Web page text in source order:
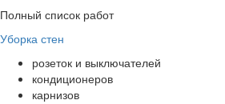
Полный список работ
Уборка стен
розеток и выключателей
кондиционеров
карнизов